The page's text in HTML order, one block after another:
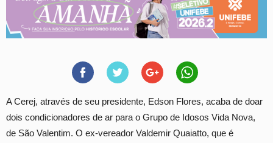
A Cerej, através de seu presidente, Edson Flores, acaba de doar
dois condicionadores de ar para o Grupo de Idosos Vida Nova,
de São Valentim. O ex-vereador Valdemir Quaiatto, que é